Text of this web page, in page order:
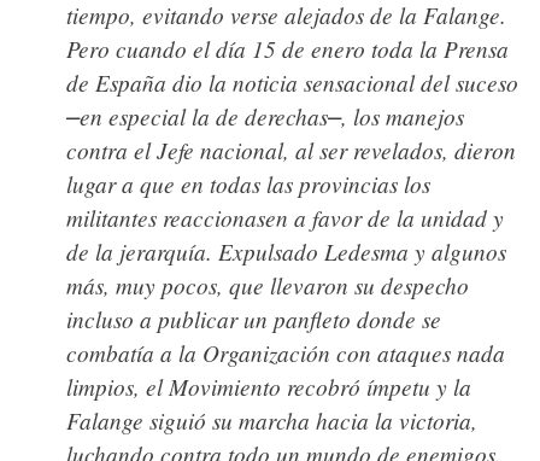
tiempo, evitando verse alejados de la Falange.
Pero cuando el día 15 de enero toda la Prensa
de España dio la noticia sensacional del suceso
⎼en especial la de derechas⎼, los manejos
contra el Jefe nacional, al ser revelados, dieron
lugar a que en todas las provincias los
militantes reaccionasen a favor de la unidad y
de la jerarquía. Expulsado Ledesma y algunos
más, muy pocos, que llevaron su despecho
incluso a publicar un panfleto donde se
combatía a la Organización con ataques nada
limpios, el Movimiento recobró ímpetu y la
Falange siguió su marcha hacia la victoria,
luchando contra todo un mundo de enemigos.